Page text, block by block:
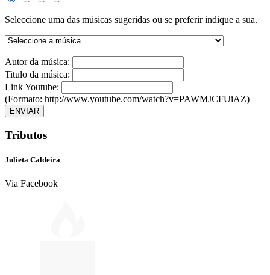
Seleccione uma das músicas sugeridas ou se preferir indique a sua.
Autor da música:
Titulo da música:
Link Youtube:
(Formato: http://www.youtube.com/watch?v=PAWMJCFUiAZ)
ENVIAR
Tributos
Julieta Caldeira
Via Facebook